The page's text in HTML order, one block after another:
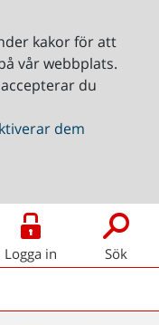
kakor för att
vår webbplats.
du
dem
Logga in Sök